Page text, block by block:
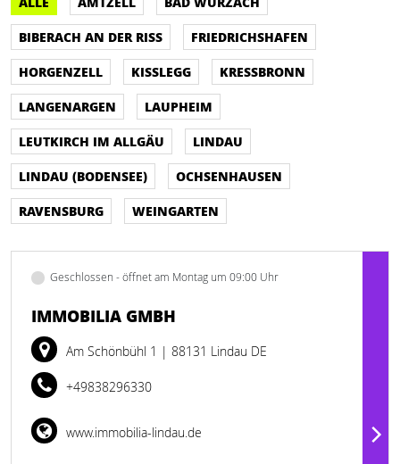
BIBERACH AN DER RISS
FRIEDRICHSHAFEN
HORGENZELL
KISSLEGG
KRESSBRONN
LANGENARGEN
LAUPHEIM
LEUTKIRCH IM ALLGÄU
LINDAU
LINDAU (BODENSEE)
OCHSENHAUSEN
RAVENSBURG
WEINGARTEN
Geschlossen - öffnet am Montag um 09:00 Uhr
IMMOBILIA GMBH
Am Schönbühl 1 | 88131 Lindau DE
+49838296330
www.immobilia-lindau.de